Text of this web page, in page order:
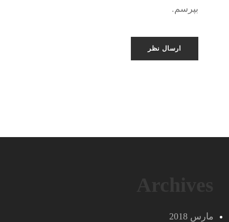
بپرسم.
مارس 2018